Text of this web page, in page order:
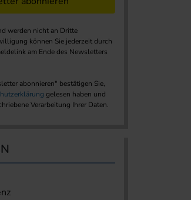
werden nicht an Dritte
können Sie jederzeit durch
am Ende des Newsletters
abonnieren" bestätigen Sie,
gelesen haben und
Verarbeitung Ihrer Daten.